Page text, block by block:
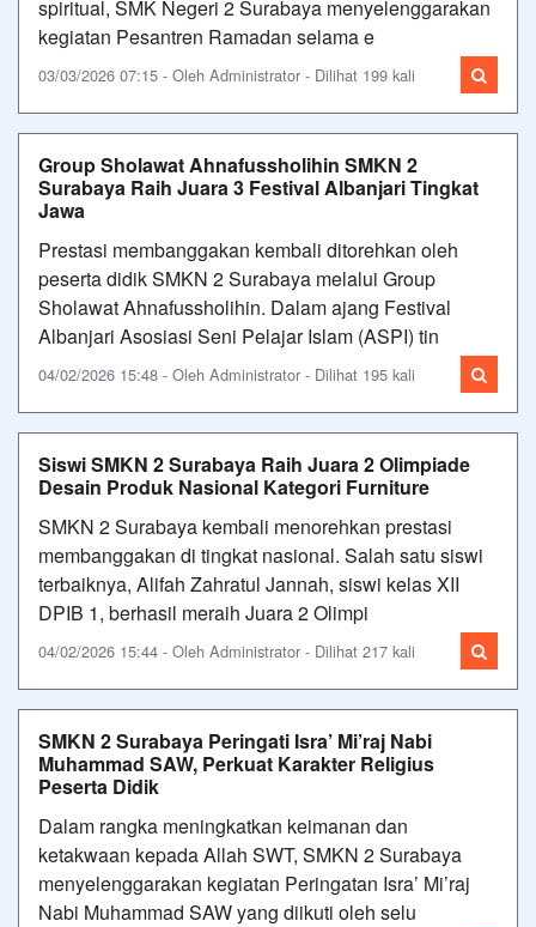
spiritual, SMK Negeri 2 Surabaya menyelenggarakan
kegiatan Pesantren Ramadan selama e
03/03/2026 07:15 - Oleh Administrator - Dilihat 199 kali
Group Sholawat Ahnafussholihin SMKN 2
Surabaya Raih Juara 3 Festival Albanjari Tingkat
Jawa
Prestasi membanggakan kembali ditorehkan oleh
peserta didik SMKN 2 Surabaya melalui Group
Sholawat Ahnafussholihin. Dalam ajang Festival
Albanjari Asosiasi Seni Pelajar Islam (ASPI) tin
04/02/2026 15:48 - Oleh Administrator - Dilihat 195 kali
Siswi SMKN 2 Surabaya Raih Juara 2 Olimpiade
Desain Produk Nasional Kategori Furniture
SMKN 2 Surabaya kembali menorehkan prestasi
membanggakan di tingkat nasional. Salah satu siswi
terbaiknya, Alifah Zahratul Jannah, siswi kelas XII
DPIB 1, berhasil meraih Juara 2 Olimpi
04/02/2026 15:44 - Oleh Administrator - Dilihat 217 kali
SMKN 2 Surabaya Peringati Isra’ Mi’raj Nabi
Muhammad SAW, Perkuat Karakter Religius
Peserta Didik
Dalam rangka meningkatkan keimanan dan
ketakwaan kepada Allah SWT, SMKN 2 Surabaya
menyelenggarakan kegiatan Peringatan Isra’ Mi’raj
Nabi Muhammad SAW yang diikuti oleh selu